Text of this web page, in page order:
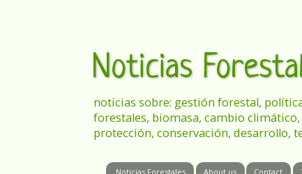
Noticias
noticias sobre: gestión forestal,
forestales, biomasa, cambio
protección, conservación, desarrollo,
Noticias Forestales About us Contact